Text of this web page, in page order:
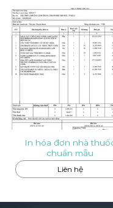
In hóa đơn nhà
chuẩn mẫu
Liên hệ